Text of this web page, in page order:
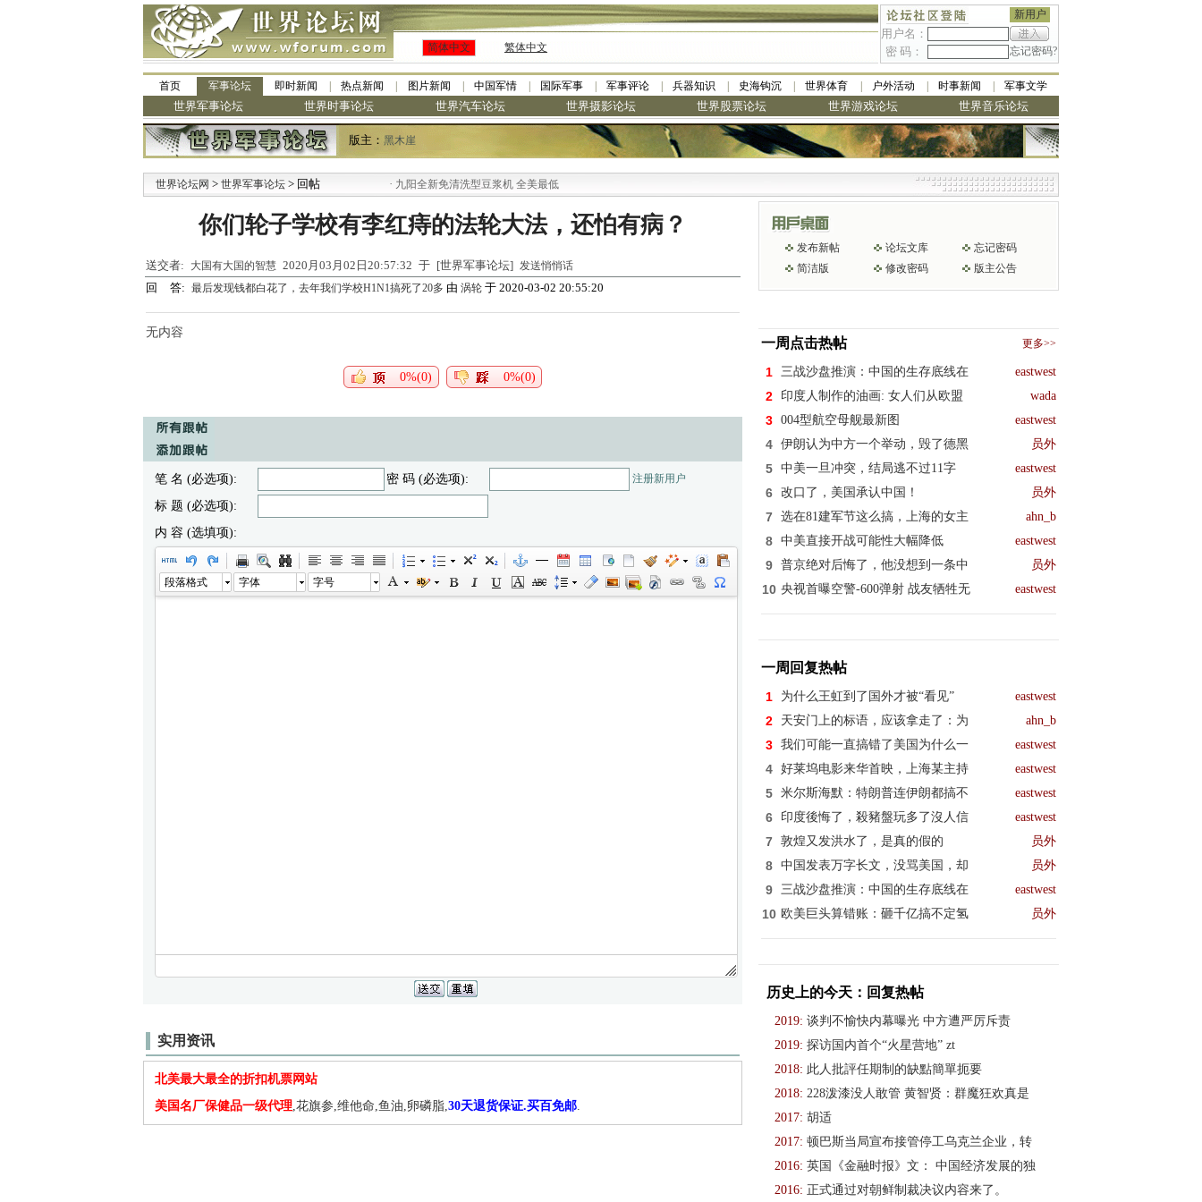
新用户
用户名：
密 码：
忘记密码?
简体中文 繁体中文
首页 军事论坛 即时新闻 热点新闻 图片新闻 中国军情 国际军事 军事评论 兵器知识 史海钩沉 世界体育 户外活动 时事新闻 军事文学
世界军事论坛 世界时事论坛 世界汽车论坛 世界摄影论坛 世界股票论坛 世界游戏论坛 世界音乐论坛
版主： 黑木崖
世界论坛网 > 世界军事论坛 > 回帖 九阳全新免清洗型豆浆机 全美最低
你们轮子学校有李红痔的法轮大法，还怕有病？
送交者: 大国有大国的智慧 2020月03月02日20:57:32 于 [世界军事论坛] 发送悄悄话
回 答: 最后发现钱都白花了，去年我们学校H1N1搞死了20多 由 涡轮 于 2020-03-02 20:55:20
无内容
0%(0) 0%(0)
笔 名 (必选项): 密 码 (必选项): 注册新用户
标 题 (必选项):
内 容 (选填项):
段落格式 字体 字号
实用资讯
北美最大最全的折扣机票网站
美国名厂保健品一级代理,花旗参,维他命,鱼油,卵磷脂,30天退货保证.买百免邮.
发布新帖 论坛文库
忘记密码
简洁版
修改密码 版主公告
一周点击热帖 更多>>
1 三战沙盘推演：中国的生存底线在 eastwest
2 印度人制作的油画: 女人们从欧盟 wada
3 004型航空母舰最新图 eastwest
4 伊朗认为中方一个举动，毁了德黑 员外
5 中美一旦冲突，结局逃不过11字 eastwest
6 改口了，美国承认中国！ 员外
7 选在81建军节这么搞，上海的女主 ahn_b
8 中美直接开战可能性大幅降低 eastwest
9 普京绝对后悔了，他没想到一条中 员外
10 央视首曝空警-600弹射 战友牺牲无 eastwest
一周回复热帖
1 为什么王虹到了国外才被“看见” eastwest
2 天安门上的标语，应该拿走了：为 ahn_b
3 我们可能一直搞错了美国为什么一 eastwest
4 好莱坞电影来华首映，上海某主持 eastwest
5 米尔斯海默：特朗普连伊朗都搞不 eastwest
6 印度後悔了，殺豬盤玩多了沒人信 eastwest
7 敦煌又发洪水了，是真的假的 员外
8 中国发表万字长文，没骂美国，却 员外
9 三战沙盘推演：中国的生存底线在 eastwest
10 欧美巨头算错账：砸千亿搞不定氢 员外
历史上的今天：回复热帖
2019: 谈判不愉快内幕曝光 中方遭严厉斥责
2019: 探访国内首个“火星营地” zt
2018: 此人批評任期制的缺點簡單扼要
2018: 228泼漆没人敢管 黄智贤：群魔狂欢真是
2017: 胡适
2017: 顿巴斯当局宣布接管停工乌克兰企业，转
2016: 英国《金融时报》文： 中国经济发展的独
2016: 正式通过对朝鲜制裁决议内容来了。